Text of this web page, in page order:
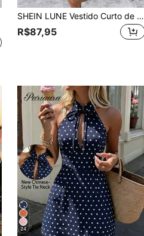
SHEIN LUNE Vestido Curto de Férias Estampado Marrom para Mulheres
R$87,95
24